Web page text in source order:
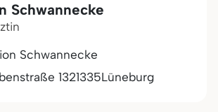
Schwannecke
Schwannecke
1321335Lüneburg